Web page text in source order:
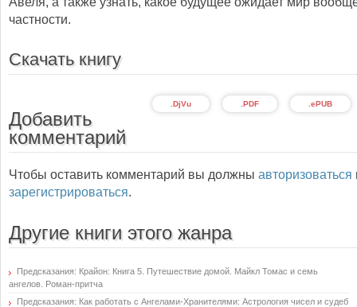
частности.
Скачать книгу
.ePUB
.PDF
.DjVu
Добавить
комментарий
Чтобы оставить комментарий вы должны авторизоваться
зарегистрироваться.
Другие книги этого жанра
Предсказания: Крайон: Книга 5. Путешествие домой. Майкл Томас и семь
ангелов. Роман-притча
Предсказания: Как работать с Ангелами-Хранителями: Астрология чисел и судеб